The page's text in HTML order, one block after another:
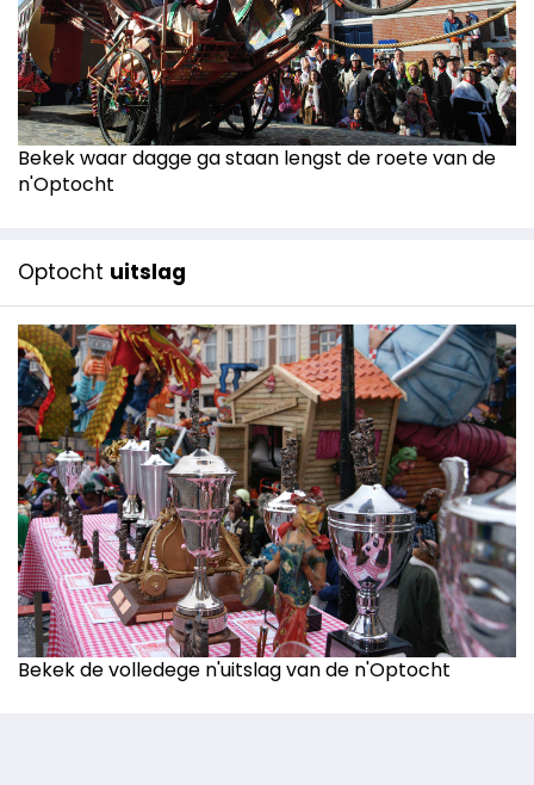
Bekek waar dagge ga staan lengst de roete van de
n'Optocht
Optocht uitslag
Bekek de volledege n'uitslag van de n'Optocht